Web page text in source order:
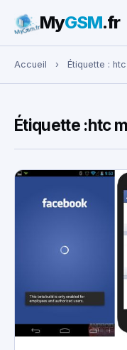
Rechercher :
MyGSM.fr
Accueil › Étiquette :
Étiquette :htc